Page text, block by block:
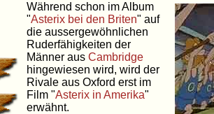
Während schon im Album
"Asterix bei den Briten" auf
die aussergewöhnlichen
Ruderfähigkeiten der
Männer aus Cambridge
hingewiesen wird, wird der
Rivale aus Oxford erst im
Film "Asterix in Amerika"
erwähnt.